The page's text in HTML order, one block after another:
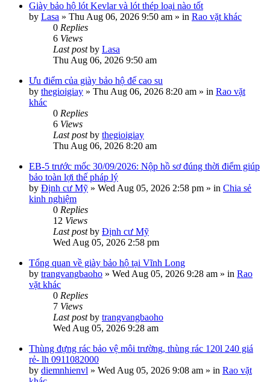
Giày bảo hộ lót Kevlar và lót thép loại nào tốt
by Lasa » Thu Aug 06, 2026 9:50 am » in Rao vặt khác
0 Replies
6 Views
Last postby Lasa
Thu Aug 06, 2026 9:50 am
Ưu điểm của giày bảo hộ đế cao su
by thegioigiay » Thu Aug 06, 2026 8:20 am » in Rao vặt
khác
0 Replies
6 Views
Last postby thegioigiay
Thu Aug 06, 2026 8:20 am
EB-5 trước mốc 30/09/2026: Nộp hồ sơ đúng thời điểm giúp
bảo toàn lợi thế pháp lý
by Định cư Mỹ » Wed Aug 05, 2026 2:58 pm » in Chia sẻ
kinh nghiệm
0 Replies
12 Views
Last postby Định cư Mỹ
Wed Aug 05, 2026 2:58 pm
Tổng quan về giày bảo hộ tại Vĩnh Long
by trangvangbaoho » Wed Aug 05, 2026 9:28 am » in Rao
vặt khác
0 Replies
7 Views
Last postby trangvangbaoho
Wed Aug 05, 2026 9:28 am
Thùng đựng rác bảo vệ môi trường, thùng rác 120l 240 giá
rẻ- lh 0911082000
by diemnhienvl » Wed Aug 05, 2026 9:08 am » in Rao vặt